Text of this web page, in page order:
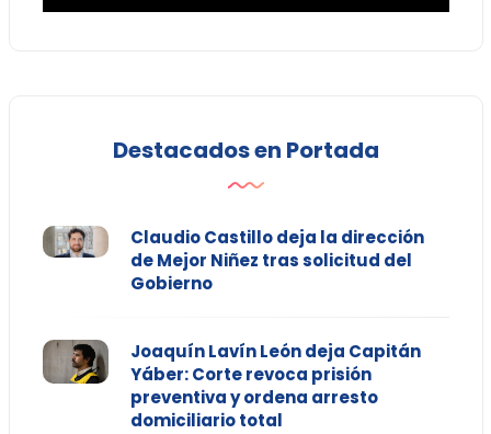
Destacados en Portada
Claudio Castillo deja la dirección
de Mejor Niñez tras solicitud del
Gobierno
Joaquín Lavín León deja Capitán
Yáber: Corte revoca prisión
preventiva y ordena arresto
domiciliario total